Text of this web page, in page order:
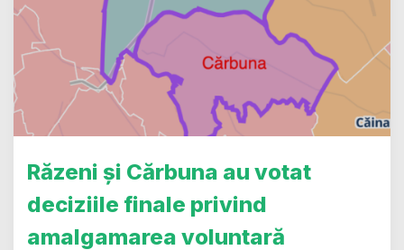
Răzeni și Cărbuna au votat
deciziile finale privind
amalgamarea voluntară